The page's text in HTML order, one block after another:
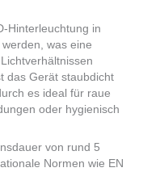
Hinterleuchtung in
was eine
das Gerät staubdicht
es ideal für raue
oder hygienisch
von rund 5
Normen wie EN